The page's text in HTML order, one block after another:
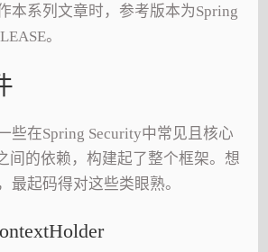
本系列文章时，参考版本为Spring
。
些在Spring Security中常见且核心
间的依赖，构建起了整个框架。想
最起码得对这些类眼熟。